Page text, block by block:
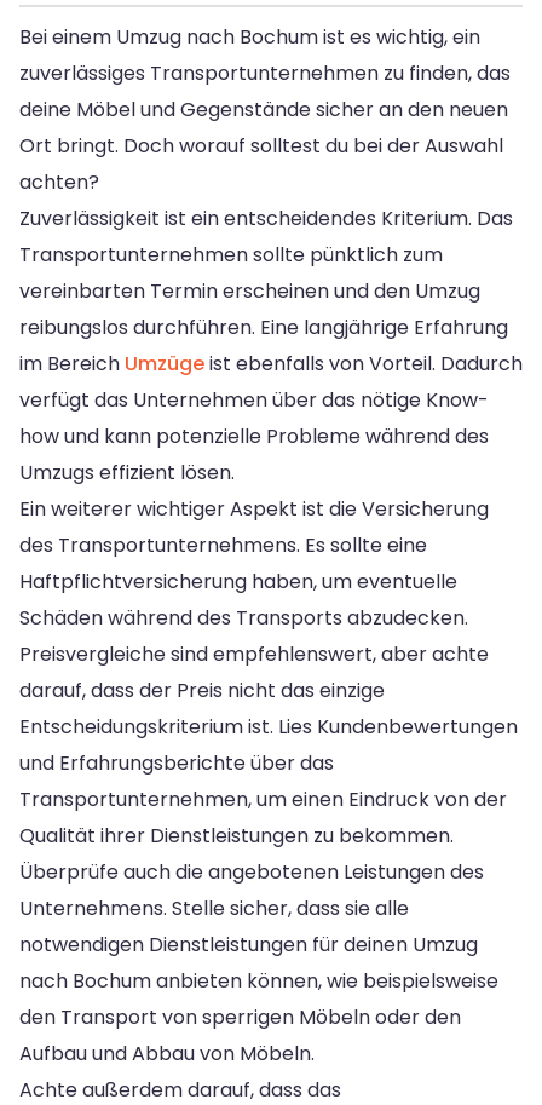
Bei einem Umzug nach Bochum ist es wichtig, ein
zuverlässiges Transportunternehmen zu finden, das
deine Möbel und Gegenstände sicher an den neuen
Ort bringt. Doch worauf solltest du bei der Auswahl
achten?
Zuverlässigkeit ist ein entscheidendes Kriterium. Das
Transportunternehmen sollte pünktlich zum
vereinbarten Termin erscheinen und den Umzug
reibungslos durchführen. Eine langjährige Erfahrung
im Bereich Umzügeist ebenfalls von Vorteil. Dadurch
verfügt das Unternehmen über das nötige Know-
how und kann potenzielle Probleme während des
Umzugs effizient lösen.
Ein weiterer wichtiger Aspekt ist die Versicherung
des Transportunternehmens. Es sollte eine
Haftpflichtversicherung haben, um eventuelle
Schäden während des Transports abzudecken.
Preisvergleiche sind empfehlenswert, aber achte
darauf, dass der Preis nicht das einzige
Entscheidungskriterium ist. Lies Kundenbewertungen
und Erfahrungsberichte über das
Transportunternehmen, um einen Eindruck von der
Qualität ihrer Dienstleistungen zu bekommen.
Überprüfe auch die angebotenen Leistungen des
Unternehmens. Stelle sicher, dass sie alle
notwendigen Dienstleistungen für deinen Umzug
nach Bochum anbieten können, wie beispielsweise
den Transport von sperrigen Möbeln oder den
Aufbau und Abbau von Möbeln.
Achte außerdem darauf, dass das